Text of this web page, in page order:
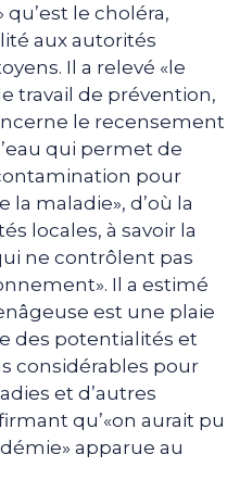
le choléra,
aux autorités
Il a relevé «le
travail de prévention,
le recensement
qui permet de
pour
maladie», d’où la
locales, à savoir la
ne contrôlent pas
Il a estimé
est une plaie
des potentialités et
considérables pour
et d’autres
qu’«on aurait pu
apparue au